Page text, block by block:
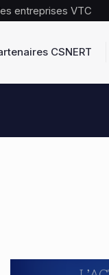
entreprises VTC
CSNERT